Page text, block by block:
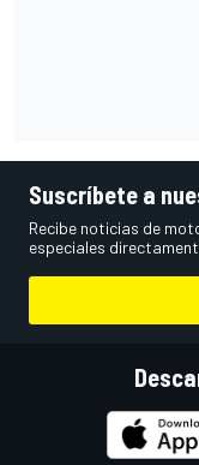
Suscríbete a
Recibe noticias de
especiales